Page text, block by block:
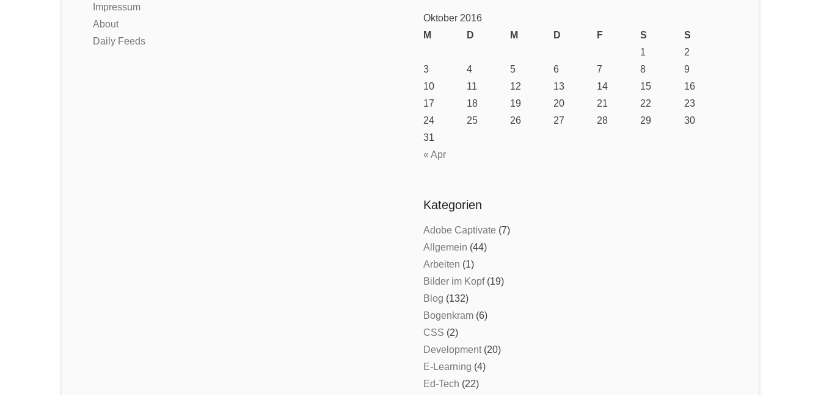
Impressum
About
Daily Feeds
Oktober 2016
M
D M D F S S
« Apr
1
2
3
4 5 6 7 8
9
10
11 12 13 14 15
16
17
18 19 20 21 22
23
24
25 26 27 28 29
30
31
Kategorien
Adobe Captivate (7)
Allgemein (44)
Arbeiten (1)
Bilder im Kopf(19)
Blog (132)
Bogenkram(6)
CSS (2)
Development(20)
E-Learning (4)
Ed-Tech (22)